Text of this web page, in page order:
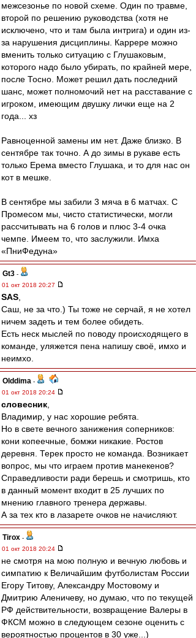
межсезонье по новой схеме. Один по травме,
второй по решению руководства (хотя не
исключено, что и там была интрига) и один из-
за нарушения дисциплины. Каррере можно
вменить только ситуацию с Глушаковым,
которого надо было убирать, по крайней мере,
после Тосно. Может решил дать последний
шанс, может полномочий нет на расставание с
игроком, имеющим двушку лички еще на 2
года... хз
Равноценной замены им нет. Даже близко. В
сентябре так точно. А до зимы в рукаве есть
только Ерема вместо Глушака, и то для нас он
кот в мешке.
В сентябре мы забили 3 мяча в 6 матчах. С
Промесом мы, чисто статистически, могли
рассчитывать на 6 голов и плюс 3-4 очка
чемпе. Имеем то, что заслужили. Имха
«ПниФедуна»
Gt3 -
01 окт 2018 20:27
SAS
Саш, не за что.) Ты тоже не серчай, я не хотел
ничем задеть и тем более обидеть.
Есть неск мыслей по поводу происходящего в
команде, уляжется пена напишу своё, имхо и
неимхо.
Olddima -
01 окт 2018 20:24
словесник
Владимир, у нас хорошие ребята.
Но в свете вечного занижения соперников:
кони копеечные, бомжи никакие. Ростов
деревня. Терек просто не команда. Возникает
вопрос, мы что играем против манекенов?
Справедливости ради берешь и смотришь, кто
в данный момент входит в 25 лучших по
мнению главного тренера державы.
А за тех кто в лазарете очков не начисляют.
Tirox -
01 окт 2018 20:24
не смотря на мою полную и вечную любовь и
симпатию к Величайшим футболистам России
Егору Титову, Александру Мостовому и
Дмитрию Аленичеву, но думаю, что по текущей
РФ действительности, возвращение Валеры в
ФКСМ можно в следующем сезоне оценить с
вероятностью процентов в 30 уже...)